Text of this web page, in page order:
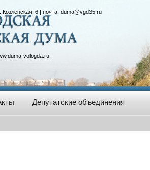
Козленская, 6 | почта: duma@vgd35.ru
vologda.ru
Депутатские объединения